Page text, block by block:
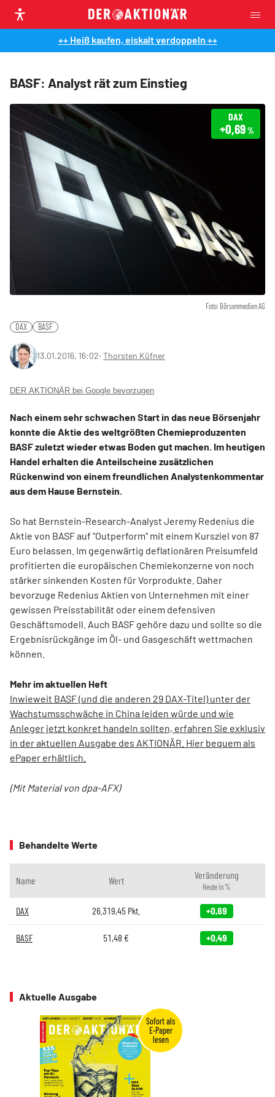
++ Heiß kaufen, eiskalt verdoppeln ++
BASF: Analyst rät zum Einstieg
Foto: Börsenmedien AG
DAX
+0,69%
DAX BASF
13.01.2016, 16:02‧ Thorsten Küfner
DER AKTIONÄR bei Google bevorzugen
Nach einem sehr schwachen Start in das neue Börsenjahr
konnte die Aktie des weltgrößten Chemieproduzenten
BASF zuletzt wieder etwas Boden gut machen. Im heutigen
Handel erhalten die Anteilscheine zusätzlichen
Rückenwind von einem freundlichen Analystenkommentar
aus dem Hause Bernstein.
So hat Bernstein-Research-Analyst Jeremy Redenius die
Aktie von BASF auf "Outperform" mit einem Kursziel von 87
Euro belassen. Im gegenwärtig deflationären Preisumfeld
profitierten die europäischen Chemiekonzerne von noch
stärker sinkenden Kosten für Vorprodukte. Daher
bevorzuge Redenius Aktien von Unternehmen mit einer
gewissen Preisstabilität oder einem defensiven
Geschäftsmodell. Auch BASF gehöre dazu und sollte so die
Ergebnisrückgänge im Öl- und Gasgeschäft wettmachen
können.
Mehr im aktuellen Heft
Inwieweit BASF (und die anderen 29 DAX-Titel) unter der
Wachstumsschwäche in China leiden würde und wie
Anleger jetzt konkret handeln sollten, erfahren Sie exklusiv
in der aktuellen Ausgabe des AKTIONÄR. Hier bequem als
ePaper erhältlich.
(Mit Material von dpa-AFX)
Behandelte Werte
Name Wert Veränderung
Heute in %
DAX 26.319,45 Pkt. +0,69
BASF 51,48 € +0,49
Aktuelle Ausgabe